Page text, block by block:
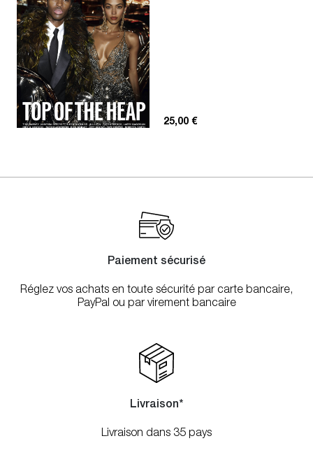
25,00 €
Paiement sécurisé
Réglez vos achats en toute sécurité par carte bancaire,
PayPal ou par virement bancaire
Livraison*
Livraison dans 35 pays